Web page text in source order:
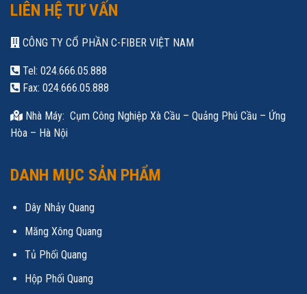
LIÊN HỆ TƯ VẤN
CÔNG TY CỔ PHẦN C-FIBER VIỆT NAM
Tel: 024.666.05.888
Fax: 024.666.05.888
Nhà Máy: Cụm Công Nghiệp Xà Cầu – Quảng Phú Cầu – Ứng
Hòa – Hà Nội
DANH MỤC SẢN PHẨM
Dây Nhảy Quang
Măng Xông Quang
Tủ Phối Quang
Hộp Phối Quang